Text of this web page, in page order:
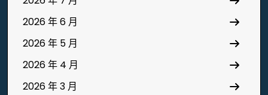
2026 年 6 月
2026 年 5 月
2026 年 4 月
2026 年 3 月